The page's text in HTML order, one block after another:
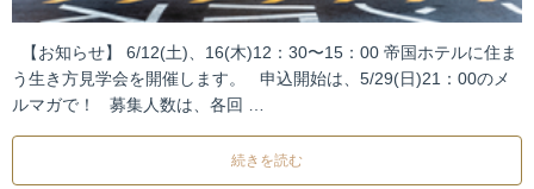
【お知らせ】 6/12(土)、16(木)12：30〜15：00 帝国ホテルに住ま
う生き方見学会を開催します。 申込開始は、5/29(日)21：00のメ
ルマガで！ 募集人数は、各回 …
続きを読む